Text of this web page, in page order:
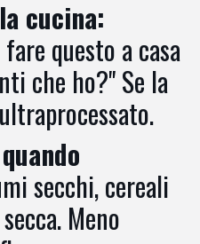
cucina:
questo a casa
che ho?" Se la
secchi, cereali
Meno